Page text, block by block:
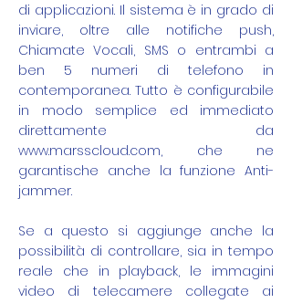
di applicazioni. Il sistema è in grado di
inviare, oltre alle notifiche push,
Chiamate Vocali, SMS o entrambi a
ben 5 numeri di telefono in
contemporanea. Tutto è configurabile
in modo semplice ed immediato
direttamente da
www.marsscloud.com, che ne
garantische anche la funzione Anti-
jammer.
Se a questo si aggiunge anche la
possibilità di controllare, sia in tempo
reale che in playback, le immagini
video di telecamere collegate ai